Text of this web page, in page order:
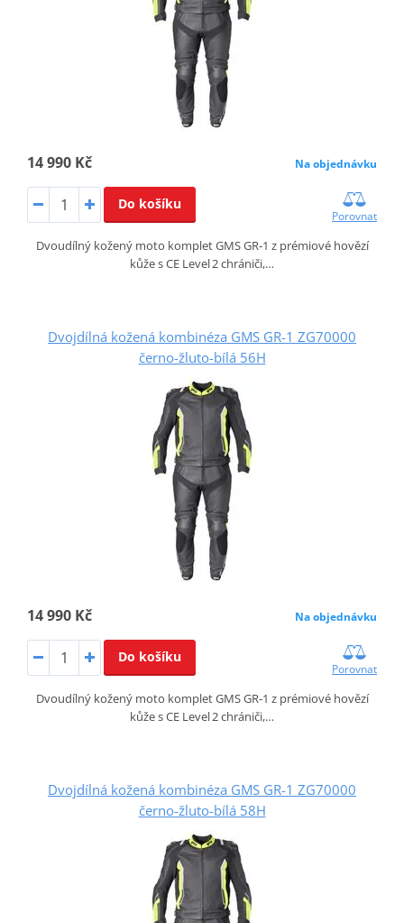
14 990 Kč Na objednávku
Do košíku
Porovnat
Dvoudílný kožený moto komplet GMS GR‑1 z prémiové hovězí
kůže s CE Level 2 chrániči,…
Dvojdílná kožená kombinéza GMS GR-1 ZG70000
černo-žluto-bílá 56H
14 990 Kč Na objednávku
Do košíku
Porovnat
Dvoudílný kožený moto komplet GMS GR‑1 z prémiové hovězí
kůže s CE Level 2 chrániči,…
Dvojdílná kožená kombinéza GMS GR-1 ZG70000
černo-žluto-bílá 58H